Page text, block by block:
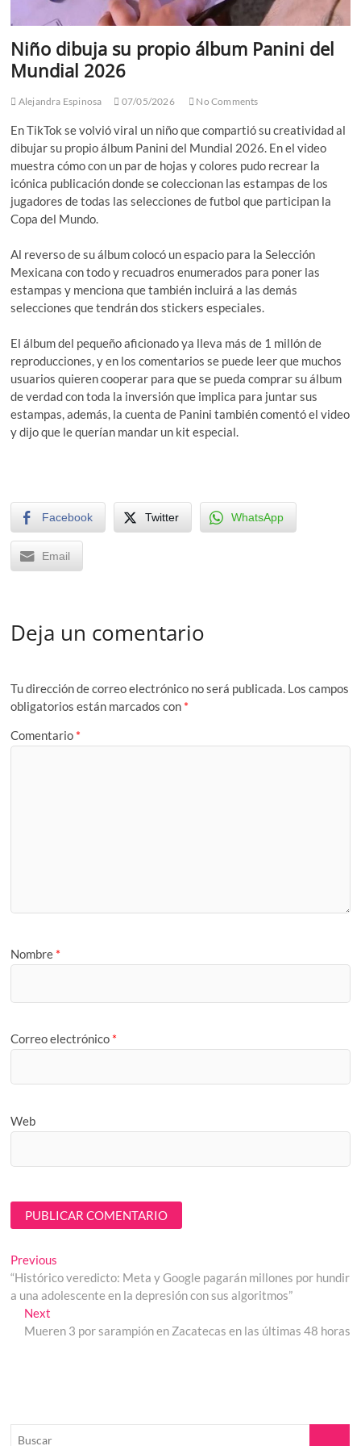
Niño dibuja su propio álbum Panini del
Mundial 2026
Alejandra Espinosa 07/05/2026 No Comments
En TikTok se volvió viral un niño que compartió su creatividad al
dibujar su propio álbum Panini del Mundial 2026. En el video
muestra cómo con un par de hojas y colores pudo recrear la
icónica publicación donde se coleccionan las estampas de los
jugadores de todas las selecciones de futbol que participan la
Copa del Mundo.
Al reverso de su álbum colocó un espacio para la Selección
Mexicana con todo y recuadros enumerados para poner las
estampas y menciona que también incluirá a las demás
selecciones que tendrán dos stickers especiales.
El álbum del pequeño aficionado ya lleva más de 1 millón de
reproducciones, y en los comentarios se puede leer que muchos
usuarios quieren cooperar para que se pueda comprar su álbum
de verdad con toda la inversión que implica para juntar sus
estampas, además, la cuenta de Panini también comentó el video
y dijo que le querían mandar un kit especial.
Facebook Twitter WhatsApp
Email
Deja un comentario
Tu dirección de correo electrónico no será publicada. Los campos
obligatorios están marcados con *
Comentario *
Nombre *
Correo electrónico *
Web
Navegación
de
entradas
Previous
post:
“Histórico veredicto: Meta y Google pagarán millones por hundir
a una adolescente en la depresión con sus algoritmos”
NextNext
post:
Mueren 3 por sarampión en Zacatecas en las últimas 48 horas